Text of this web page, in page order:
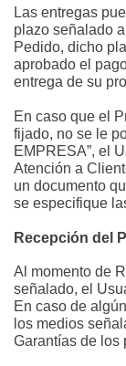
Las entregas
plazo señalado
Pedido, dicho
aprobado el
entrega de su
En caso que el
fijado, no se le
EMPRESA”, el
Atención a
un documento
se especifique
Recepción del
Al momento de
señalado, el
En caso de
los medios
Garantías de los